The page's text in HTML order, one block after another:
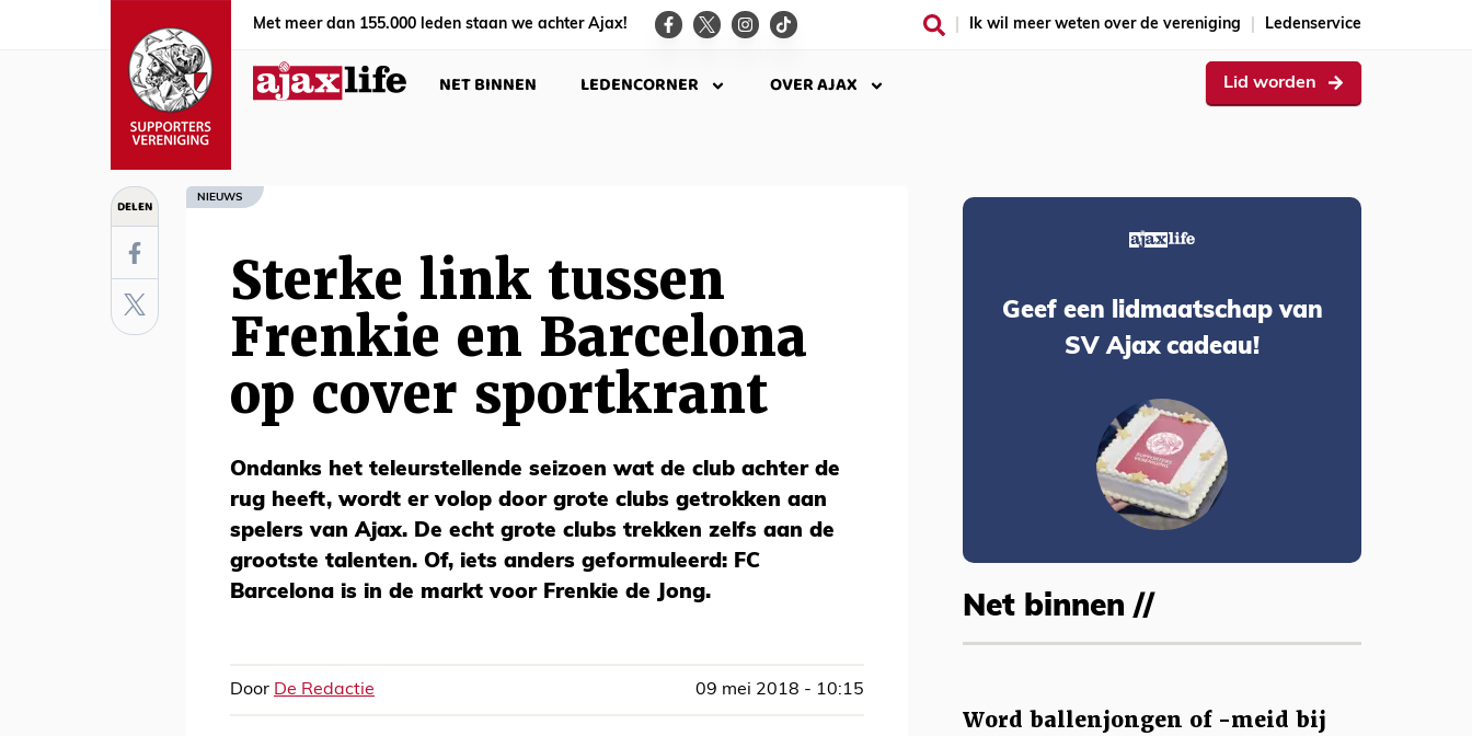
Met meer dan 155.000 leden staan we achter Ajax! Ik wil meer weten over de vereniging Ledenservice
NET BINNEN LEDENCORNER OVER AJAX Lid worden
DELEN NIEUWS
Sterke link tussen
Frenkie en Barcelona
op cover sportkrant
Ondanks het teleurstellende seizoen wat de club achter de
rug heeft, wordt er volop door grote clubs getrokken aan
spelers van Ajax. De echt grote clubs trekken zelfs aan de
grootste talenten. Of, iets anders geformuleerd: FC
Barcelona is in de markt voor Frenkie de Jong.
Door De Redactie 09 mei 2018 - 10:15
Geef een lidmaatschap van
SV Ajax cadeau!
Net binnen //
Word ballenjongen of -meid bij